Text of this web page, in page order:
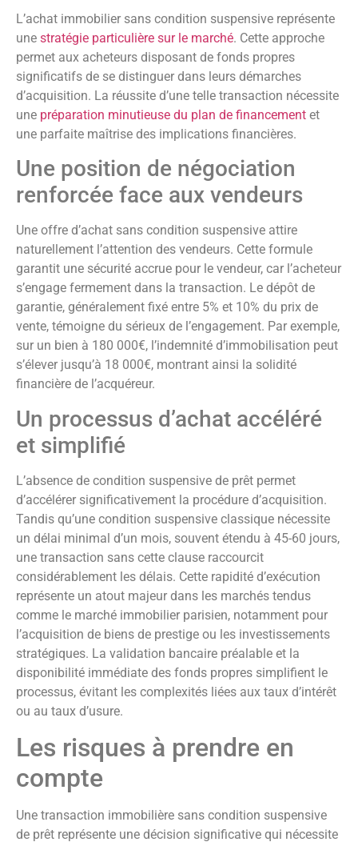
L’achat immobilier sans condition suspensive représente
une stratégie particulière sur le marché. Cette approche
permet aux acheteurs disposant de fonds propres
significatifs de se distinguer dans leurs démarches
d’acquisition. La réussite d’une telle transaction nécessite
une préparation minutieuse du plan de financement et
une parfaite maîtrise des implications financières.
Une position de négociation
renforcée face aux vendeurs
Une offre d’achat sans condition suspensive attire
naturellement l’attention des vendeurs. Cette formule
garantit une sécurité accrue pour le vendeur, car l’acheteur
s’engage fermement dans la transaction. Le dépôt de
garantie, généralement fixé entre 5% et 10% du prix de
vente, témoigne du sérieux de l’engagement. Par exemple,
sur un bien à 180 000€, l’indemnité d’immobilisation peut
s’élever jusqu’à 18 000€, montrant ainsi la solidité
financière de l’acquéreur.
Un processus d’achat accéléré
et simplifié
L’absence de condition suspensive de prêt permet
d’accélérer significativement la procédure d’acquisition.
Tandis qu’une condition suspensive classique nécessite
un délai minimal d’un mois, souvent étendu à 45-60 jours,
une transaction sans cette clause raccourcit
considérablement les délais. Cette rapidité d’exécution
représente un atout majeur dans les marchés tendus
comme le marché immobilier parisien, notamment pour
l’acquisition de biens de prestige ou les investissements
stratégiques. La validation bancaire préalable et la
disponibilité immédiate des fonds propres simplifient le
processus, évitant les complexités liées aux taux d’intérêt
ou au taux d’usure.
Les risques à prendre en
compte
Une transaction immobilière sans condition suspensive
de prêt représente une décision significative qui nécessite